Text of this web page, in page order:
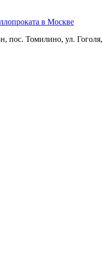
пос. Томилино, ул.